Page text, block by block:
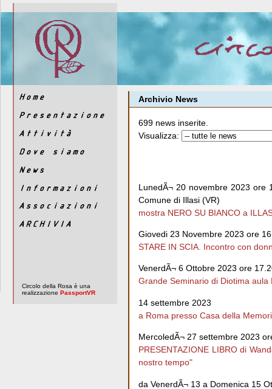
Circolo della Rosa è una
realizzazione PassportVR
Archivio News
699 news inserite.
Visualizza:
LunedÃ¬ 20 novembre 2023 ore
Comune di Illasi (VR)
mostra NERO SU BIANCO a
Giovedi 23 Novembre 2023 ore
STARE IN SCIA. Incontro con
VenerdÃ¬ 6 Ottobre 2023 ore
Grande Seminario di Diotima
14 settembre 2023
a Roma presso Casa della
MercoledÃ¬ 27 settembre 2023
PRESENTAZIONE LIBRO di
nostro tempo"
da VenerdÃ¬ 13 a Domenica 15